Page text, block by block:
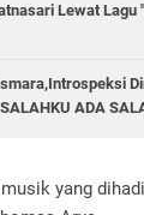
Lewat Lagu
ADA
yang